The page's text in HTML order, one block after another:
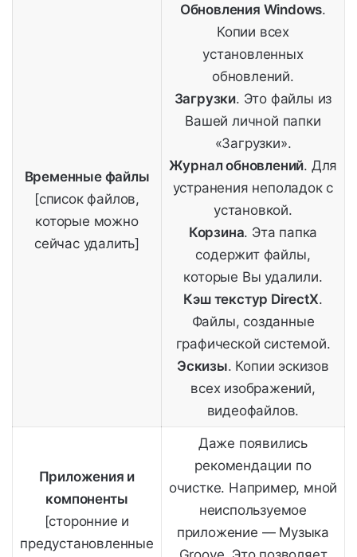
Временные файлы
[список файлов,
которые можно
сейчас удалить]
Обновления Windows.
Копии всех
установленных
обновлений.
Загрузки. Это файлы из
Вашей личной папки
«Загрузки».
Журнал обновлений. Для
устранения неполадок с
установкой.
Корзина. Эта папка
содержит файлы,
которые Вы удалили.
Кэш текстур DirectX.
Файлы, созданные
графической системой.
Эскизы. Копии эскизов
всех изображений,
видеофайлов.
Приложения и
компоненты
[сторонние и
предустановленные
Даже появились
рекомендации по
очистке. Например, мной
неиспользуемое
приложение — Музыка